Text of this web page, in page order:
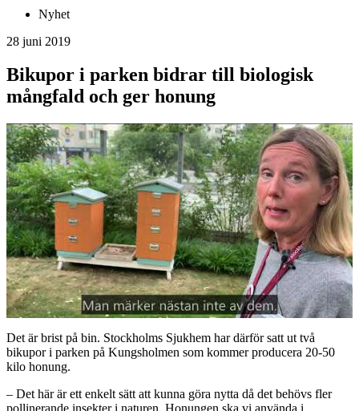
Nyhet
28 juni 2019
Bikupor i parken bidrar till biologisk
mångfald och ger honung
Det är brist på bin. Stockholms Sjukhem har därför satt ut två
bikupor i parken på Kungsholmen som kommer producera 20-50
kilo honung.
– Det här är ett enkelt sätt att kunna göra nytta då det behövs fler